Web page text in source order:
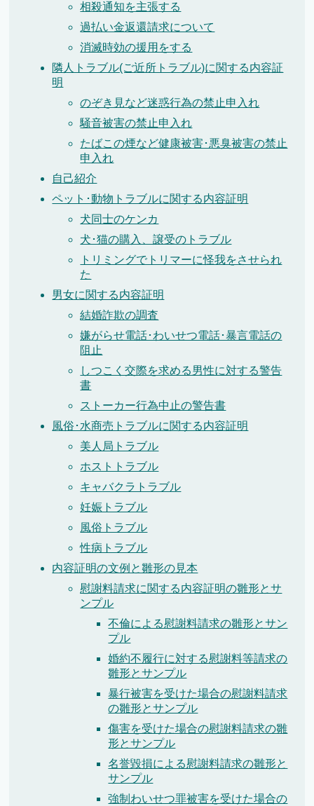
相殺通知を主張する
過払い金返還請求について
消滅時効の援用をする
隣人トラブル(ご近所トラブル)に関する内容証
明
のぞき見など迷惑行為の禁止申入れ
騒音被害の禁止申入れ
たばこの煙など健康被害･悪臭被害の禁止
申入れ
自己紹介
ペット･動物トラブルに関する内容証明
犬同士のケンカ
犬･猫の購入、譲受のトラブル
トリミングでトリマーに怪我をさせられ
た
男女に関する内容証明
結婚詐欺の調査
嫌がらせ電話･わいせつ電話･暴言電話の
阻止
しつこく交際を求める男性に対する警告
書
ストーカー行為中止の警告書
風俗･水商売トラブルに関する内容証明
美人局トラブル
ホストトラブル
キャバクラトラブル
妊娠トラブル
風俗トラブル
性病トラブル
内容証明の文例と雛形の見本
慰謝料請求に関する内容証明の雛形とサ
ンプル
不倫による慰謝料請求の雛形とサン
プル
婚約不履行に対する慰謝料等請求の
雛形とサンプル
暴行被害を受けた場合の慰謝料請求
の雛形とサンプル
傷害を受けた場合の慰謝料請求の雛
形とサンプル
名誉毀損による慰謝料請求の雛形と
サンプル
強制わいせつ罪被害を受けた場合の